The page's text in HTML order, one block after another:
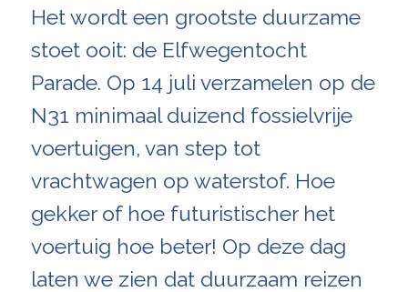
Het wordt een grootste duurzame
stoet ooit: de Elfwegentocht
Parade. Op 14 juli verzamelen op de
N31 minimaal duizend fossielvrije
voertuigen, van step tot
vrachtwagen op waterstof. Hoe
gekker of hoe futuristischer het
voertuig hoe beter! Op deze dag
laten we zien dat duurzaam reizen